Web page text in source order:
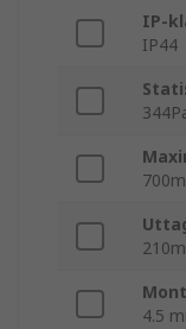
IP-
IP44
4.5